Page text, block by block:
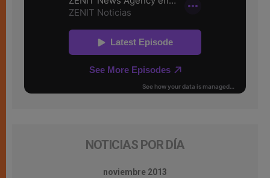
NOTICIAS POR DÍA
noviembre 2013